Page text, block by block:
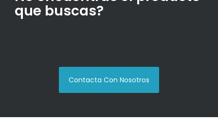
que buscas?
Contacta Con Nosotros